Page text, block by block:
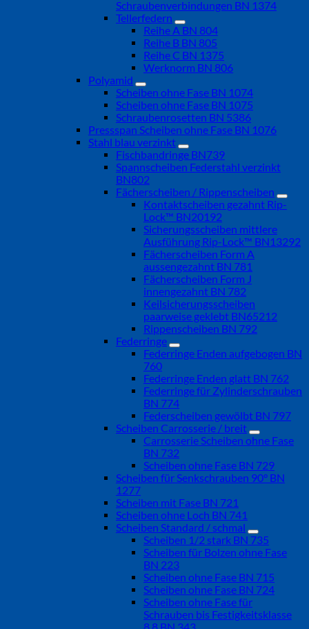
Schraubenverbindungen BN 1374
Tellerfedern
Reihe A BN 804
Reihe B BN 805
Reihe C BN 1375
Werknorm BN 806
Polyamid
Scheiben ohne Fase BN 1074
Scheiben ohne Fase BN 1075
Schraubenrosetten BN 5386
Pressspan Scheiben ohne Fase BN 1076
Stahl blau verzinkt
Fischbandringe BN739
Spannscheiben Federstahl verzinkt
BN802
Fächerscheiben / Rippenscheiben
Kontaktscheiben gezahnt Rip-
Lock™ BN20192
Sicherungsscheiben mittlere
Ausführung Rip-Lock™ BN13292
Fächerscheiben Form A
aussengezahnt BN 781
Fächerscheiben Form J
innengezahnt BN 782
Keilsicherungsscheiben
paarweise geklebt BN65212
Rippenscheiben BN 792
Federringe
Federringe Enden aufgebogen BN
760
Federringe Enden glatt BN 762
Federringe für Zylinderschrauben
BN 774
Federscheiben gewölbt BN 797
Scheiben Carrosserie / breit
Carrosserie Scheiben ohne Fase
BN 732
Scheiben ohne Fase BN 729
Scheiben für Senkschrauben 90° BN
1277
Scheiben mit Fase BN 721
Scheiben ohne Loch BN 741
Scheiben Standard / schmal
Scheiben 1/2 stark BN 735
Scheiben für Bolzen ohne Fase
BN 223
Scheiben ohne Fase BN 715
Scheiben ohne Fase BN 724
Scheiben ohne Fase für
Schrauben bis Festigkeitsklasse